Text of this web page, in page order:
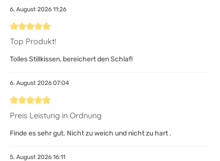
6. August 2026 11:26
Bewertung mit 5 von 5 Sternen
Top Produkt!
Tolles Stillkissen, bereichert den Schlaf!
6. August 2026 07:04
Bewertung mit 5 von 5 Sternen
Preis Leistung in Ordnung
Finde es sehr gut. Nicht zu weich und nicht zu hart .
5. August 2026 16:11